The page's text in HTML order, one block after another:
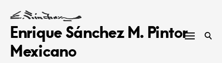
content
Enrique Sánchez M. Pintor
Mexicano